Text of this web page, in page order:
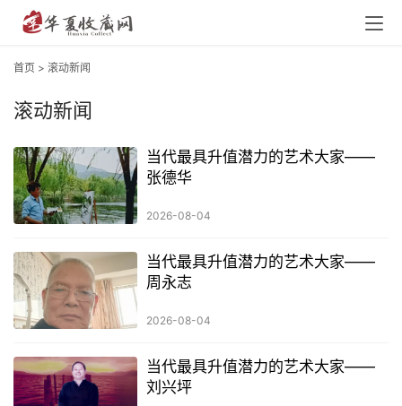
首页 > 滚动新闻
滚动新闻
当代最具升值潜力的艺术大家——
张德华
2026-08-04
当代最具升值潜力的艺术大家——
周永志
2026-08-04
当代最具升值潜力的艺术大家——
刘兴坪